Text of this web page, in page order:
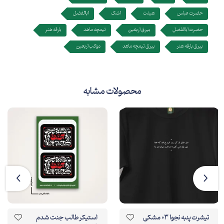
حضرت عباس
هیئت اشک
اباالفضل
حضرت اباالفضل
بیرق اربعین تیمچه ماهد
بارقه هنر
بیرق بارقه هنر
بیرق تیمچه ماهد موکب اربعین
محصولات مشابه
تیشرت پنبه نجوا 03 مشکی
استیکر طالب جنت شدم